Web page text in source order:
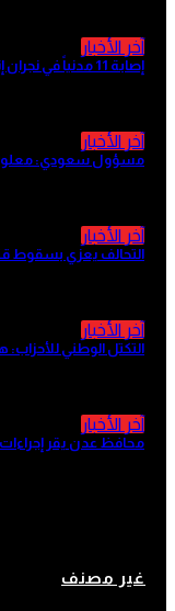
آخر الأخبار
إصابة 11 مدنياً في نجران إثر استهداف إرهابي لمليشيا...
آخر الأخبار
مسؤول سعودي:
آخر الأخبار
التحالف يعزي بسقوط
آخر الأخبار
التكتل الوطني
آخر الأخبار
محافظ عدن يقر
الأرصاد:
غير مصنف